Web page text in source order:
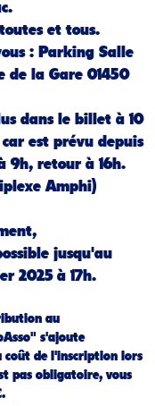
et tous.
: Parking Salle
de la Gare 01450
dans le billet à 10
est prévu depuis
9h, retour à 16h.
Amphi)
jusqu'au
2025 à 17h.
au
s'ajoute
de l'inscription lors
pas obligatoire, vous